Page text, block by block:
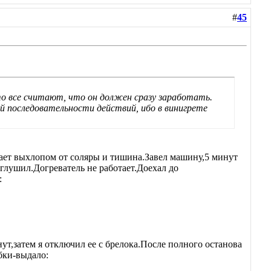
#45
все считают, что он должен сразу заработать.
действий, ибо в винигрете
выхлопом от соляры и тишина.Завел машину,5 минут
не работает.Доехал до
я отключил ее с брелока.После полного останова
выдало: